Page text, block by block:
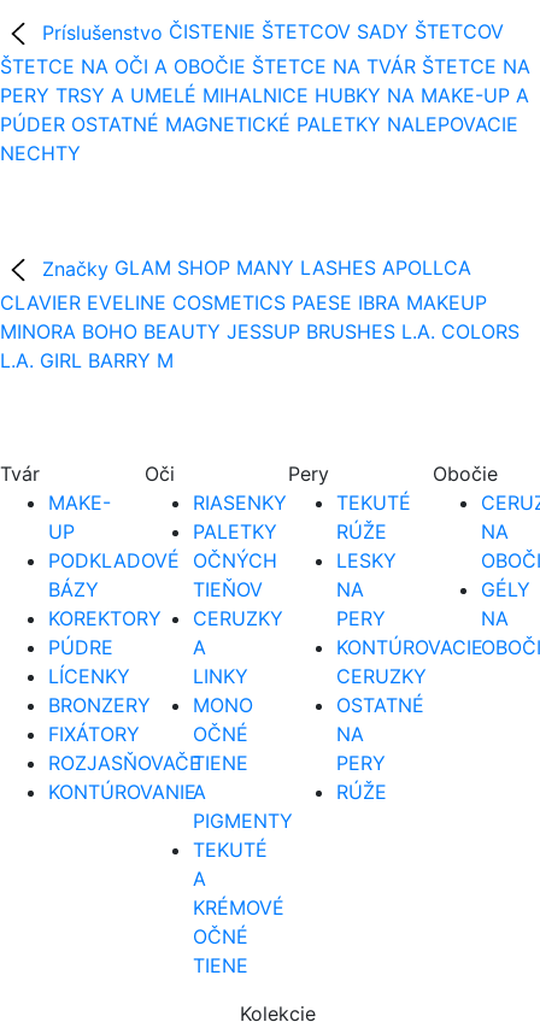
Príslušenstvo ČISTENIE ŠTETCOV SADY ŠTETCOV
ŠTETCE NA OČI A OBOČIE ŠTETCE NA TVÁR ŠTETCE NA
PERY TRSY A UMELÉ MIHALNICE HUBKY NA MAKE-UP A
PÚDER OSTATNÉ MAGNETICKÉ PALETKY NALEPOVACIE
NECHTY
Značky GLAM SHOP MANY LASHES APOLLCA
CLAVIER EVELINE COSMETICS PAESE IBRA MAKEUP
MINORA BOHO BEAUTY JESSUP BRUSHES L.A. COLORS
L.A. GIRL BARRY M
Tvár
MAKE-
UP
PODKLADOVÉ
BÁZY
KOREKTORY
PÚDRE
LÍCENKY
BRONZERY
FIXÁTORY
ROZJASŇOVAČE
KONTÚROVANIE
Oči
RIASENKY
PALETKY
OČNÝCH
TIEŇOV
CERUZKY
A
LINKY
MONO
OČNÉ
TIENE
A
PIGMENTY
TEKUTÉ
A
KRÉMOVÉ
OČNÉ
TIENE
Pery
TEKUTÉ
RÚŽE
LESKY
NA
PERY
KONTÚROVACIE
CERUZKY
OSTATNÉ
NA
PERY
RÚŽE
Obočie
NA
GÉLY
NA
Kolekcie